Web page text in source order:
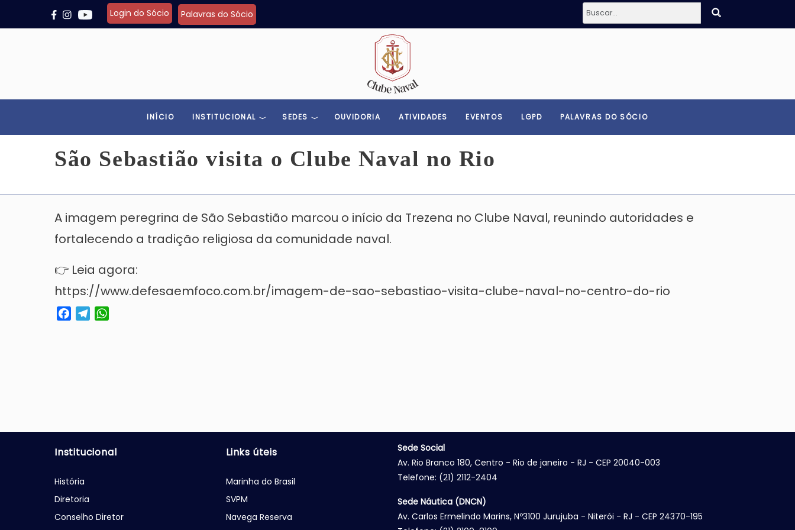
Pular para o conteúdo principal
Login do Sócio Palavras do Sócio
Toggle menu
INÍCIO INSTITUCIONAL SEDES OUVIDORIA ATIVIDADES EVENTOS LGPD PALAVRAS DO SÓCIO
São Sebastião visita o Clube Naval no Rio
A imagem peregrina de São Sebastião marcou o início da Trezena no Clube Naval, reunindo autoridades e
fortalecendo a tradição religiosa da comunidade naval.
👉 Leia agora:
https://www.defesaemfoco.com.br/imagem-de-sao-sebastiao-visita-clube-naval-no-centro-do-rio
FacebookTelegram
Institucional
História
Diretoria
Conselho Diretor
Links úteis
Marinha do Brasil
SVPM
Navega Reserva
Sede Social
Av. Rio Branco 180, Centro - Rio de janeiro - RJ - CEP 20040-003
Telefone: (21) 2112-2404
Sede Náutica (DNCN)
Av. Carlos Ermelindo Marins, Nº3100 Jurujuba - Niterói - RJ - CEP 24370-195